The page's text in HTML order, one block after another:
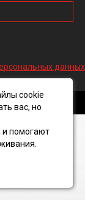
данных
2016 ©
cookie
вас, но
и помогают